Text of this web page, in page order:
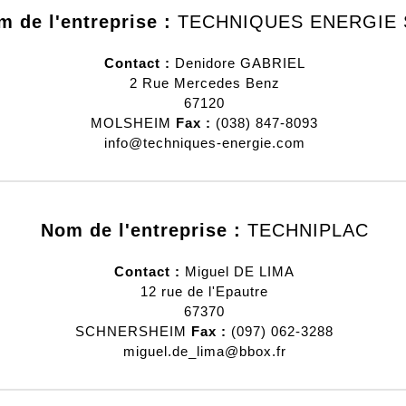
de l'entreprise : TECHNIQUES ENERGIE
Contact : Denidore GABRIEL
2 Rue Mercedes Benz
67120
MOLSHEIM
Fax : (038) 847-8093
info@techniques-energie.com
Nom de l'entreprise : TECHNIPLAC
Contact : Miguel
DE LIMA
12 rue de l'Epautre
67370
SCHNERSHEIM
Fax : (097) 062-3288
miguel.de_lima@bbox.fr